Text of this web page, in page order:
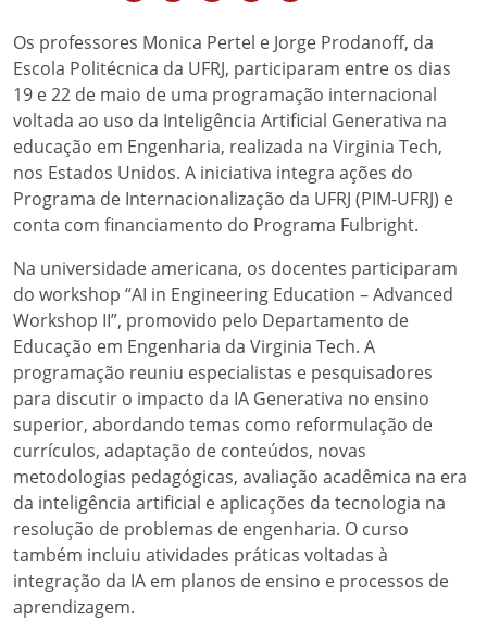
Os professores Monica Pertel e Jorge Prodanoff, da
Escola Politécnica da UFRJ, participaram entre os dias
19 e 22 de maio de uma programação internacional
voltada ao uso da Inteligência Artificial Generativa na
educação em Engenharia, realizada na Virginia Tech,
nos Estados Unidos. A iniciativa integra ações do
Programa de Internacionalização da UFRJ (PIM-UFRJ) e
conta com financiamento do Programa Fulbright.
Na universidade americana, os docentes participaram
do workshop “AI in Engineering Education – Advanced
Workshop II”, promovido pelo Departamento de
Educação em Engenharia da Virginia Tech. A
programação reuniu especialistas e pesquisadores
para discutir o impacto da IA Generativa no ensino
superior, abordando temas como reformulação de
currículos, adaptação de conteúdos, novas
metodologias pedagógicas, avaliação acadêmica na era
da inteligência artificial e aplicações da tecnologia na
resolução de problemas de engenharia. O curso
também incluiu atividades práticas voltadas à
integração da IA em planos de ensino e processos de
aprendizagem.